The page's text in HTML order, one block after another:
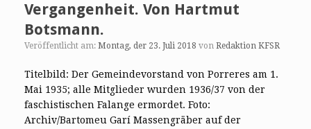
Vergangenheit. Von Hartmut
Botsmann.
Veröffentlicht am: Montag, der 23. Juli 2018 von Redaktion KFSR
Titelbild: Der Gemeindevorstand von Porreres am 1.
Mai 1935; alle Mitglieder wurden 1936/37 von der
faschistischen Falange ermordet. Foto:
Archiv/Bartomeu Garí Massengräber auf der